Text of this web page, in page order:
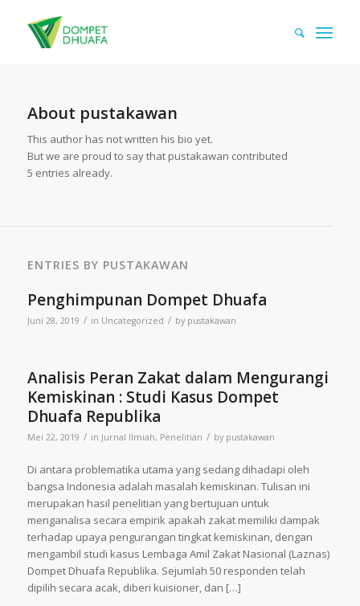
About pustakawan
This author has not written his bio yet.
But we are proud to say that pustakawan contributed
5 entries already.
ENTRIES BY PUSTAKAWAN
Penghimpunan Dompet Dhuafa
Juni 28, 2019 / in Uncategorized / by pustakawan
Analisis Peran Zakat dalam Mengurangi
Kemiskinan : Studi Kasus Dompet
Dhuafa Republika
Mei 22, 2019 / in Jurnal Ilmiah, Penelitian / by pustakawan
Di antara problematika utama yang sedang dihadapi oleh
bangsa Indonesia adalah masalah kemiskinan. Tulisan ini
merupakan hasil penelitian yang bertujuan untuk
menganalisa secara empirik apakah zakat memiliki dampak
terhadap upaya pengurangan tingkat kemiskinan, dengan
mengambil studi kasus Lembaga Amil Zakat Nasional (Laznas)
Dompet Dhuafa Republika. Sejumlah 50 responden telah
dipilih secara acak, diberi kuisioner, dan […]